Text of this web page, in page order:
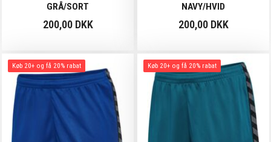
GRÅ/SORT
200,00 DKK
NAVY/HVID
200,00 DKK
Køb 20+ og få 20% rabat Køb 20+ og få 20% rabat